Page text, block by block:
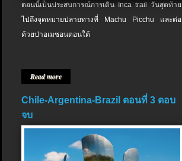
ตอนนี้เป็นประสบการณ์การเดิน Inca trail วันสุดท้าย
ไปถึงจุดหมายปลายทางที่ Machu Picchu และต่อ
ด้วยป่าอเมซอนตอนใต้
Read more
Chile-Argentina-Brazil ตอนที่ 3 ตอบ
จบ